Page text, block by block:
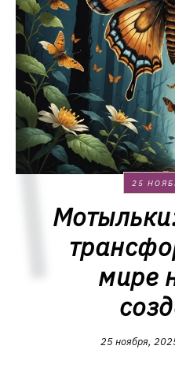
25
мире
25 ноября,